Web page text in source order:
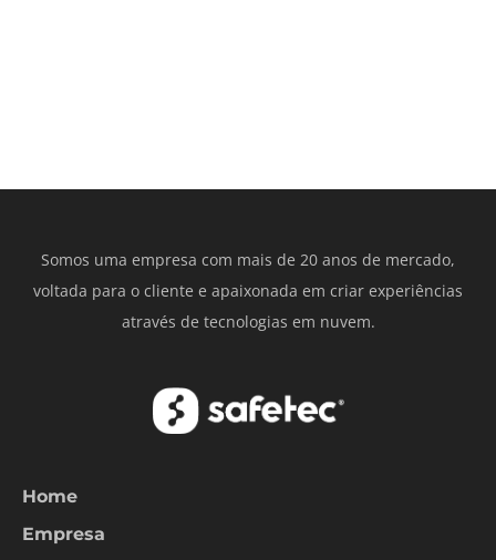
Somos uma empresa com mais de 20 anos de mercado,
voltada para o cliente e apaixonada em criar experiências
através de tecnologias em nuvem.
Home
Empresa